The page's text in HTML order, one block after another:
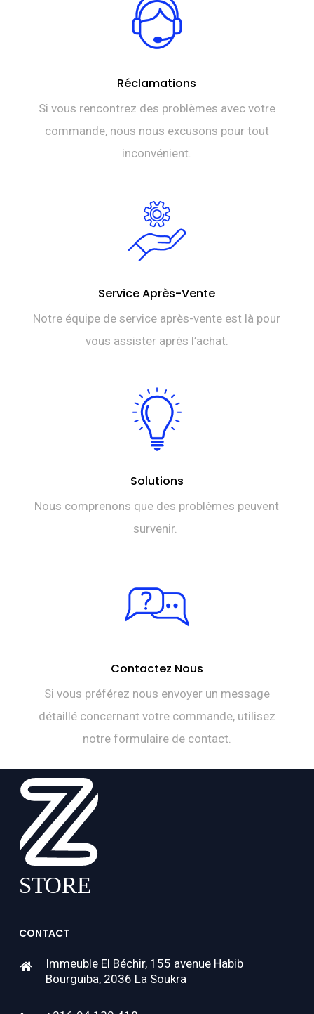
Réclamations
Si vous rencontrez des problèmes avec votre
commande, nous nous excusons pour tout
inconvénient.
Service Après-Vente
Notre équipe de service après-vente est là pour
vous assister après l’achat.
Solutions
Nous comprenons que des problèmes peuvent
survenir.
Contactez Nous
Si vous préférez nous envoyer un message
détaillé concernant votre commande, utilisez
notre formulaire de contact.
CONTACT
Immeuble El Béchir, 155 avenue Habib
Bourguiba, 2036 La Soukra